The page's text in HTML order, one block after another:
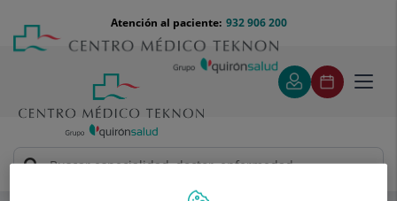
contenido
Menú
teléfono
cabecera
932 906 200
Atención al paciente:
Dr. Christian Morgenstern de Muller